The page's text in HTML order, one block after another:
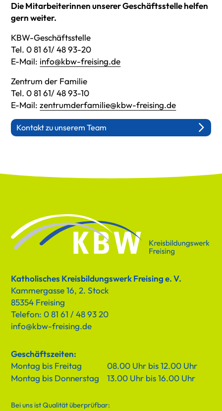
Die Mitarbeiterinnen unserer Geschäftsstelle helfen
gern weiter.
KBW-Geschäftsstelle
Tel. 0 81 61/ 48 93-20
E-Mail: info@kbw-freising.de
Zentrum der Familie
Tel. 0 81 61/ 48 93-10
E-Mail:zentrumderfamilie@kbw-freising.de
Kontakt zu unserem Team
Katholisches Kreisbildungswerk Freising e. V.
Kammergasse 16, 2. Stock
85354 Freising
Telefon: 0 81 61 / 48 93 20
info@kbw-freising.de
Geschäftszeiten:
Montag bis Freitag
08.00 Uhr bis 12.00 Uhr
Montag bis Donnerstag
13.00 Uhr bis 16.00 Uhr
Bei uns ist Qualität überprüfbar: